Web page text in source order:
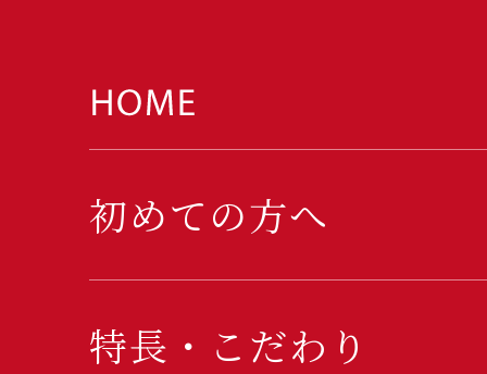
初めての方へ
特長・こだわり